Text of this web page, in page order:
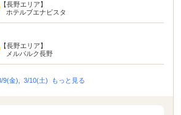
【長野エリア】
ホテルブエナビスタ
【長野エリア】
メルパルク長野
9(金), 3/10(土) もっと見る